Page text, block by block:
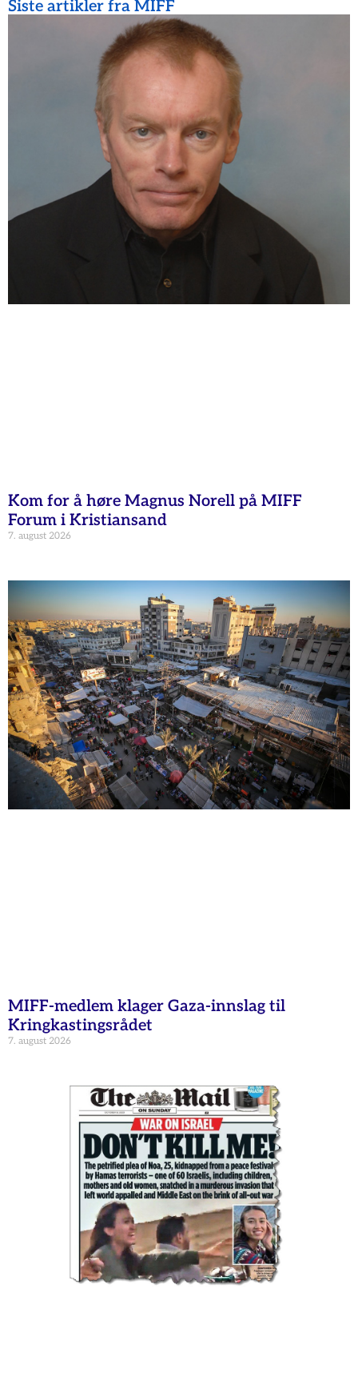
Siste artikler fra MIFF
Kom for å høre Magnus Norell på MIFF
Forum i Kristiansand
7. august 2026
MIFF-medlem klager Gaza-innslag til
Kringkastingsrådet
7. august 2026